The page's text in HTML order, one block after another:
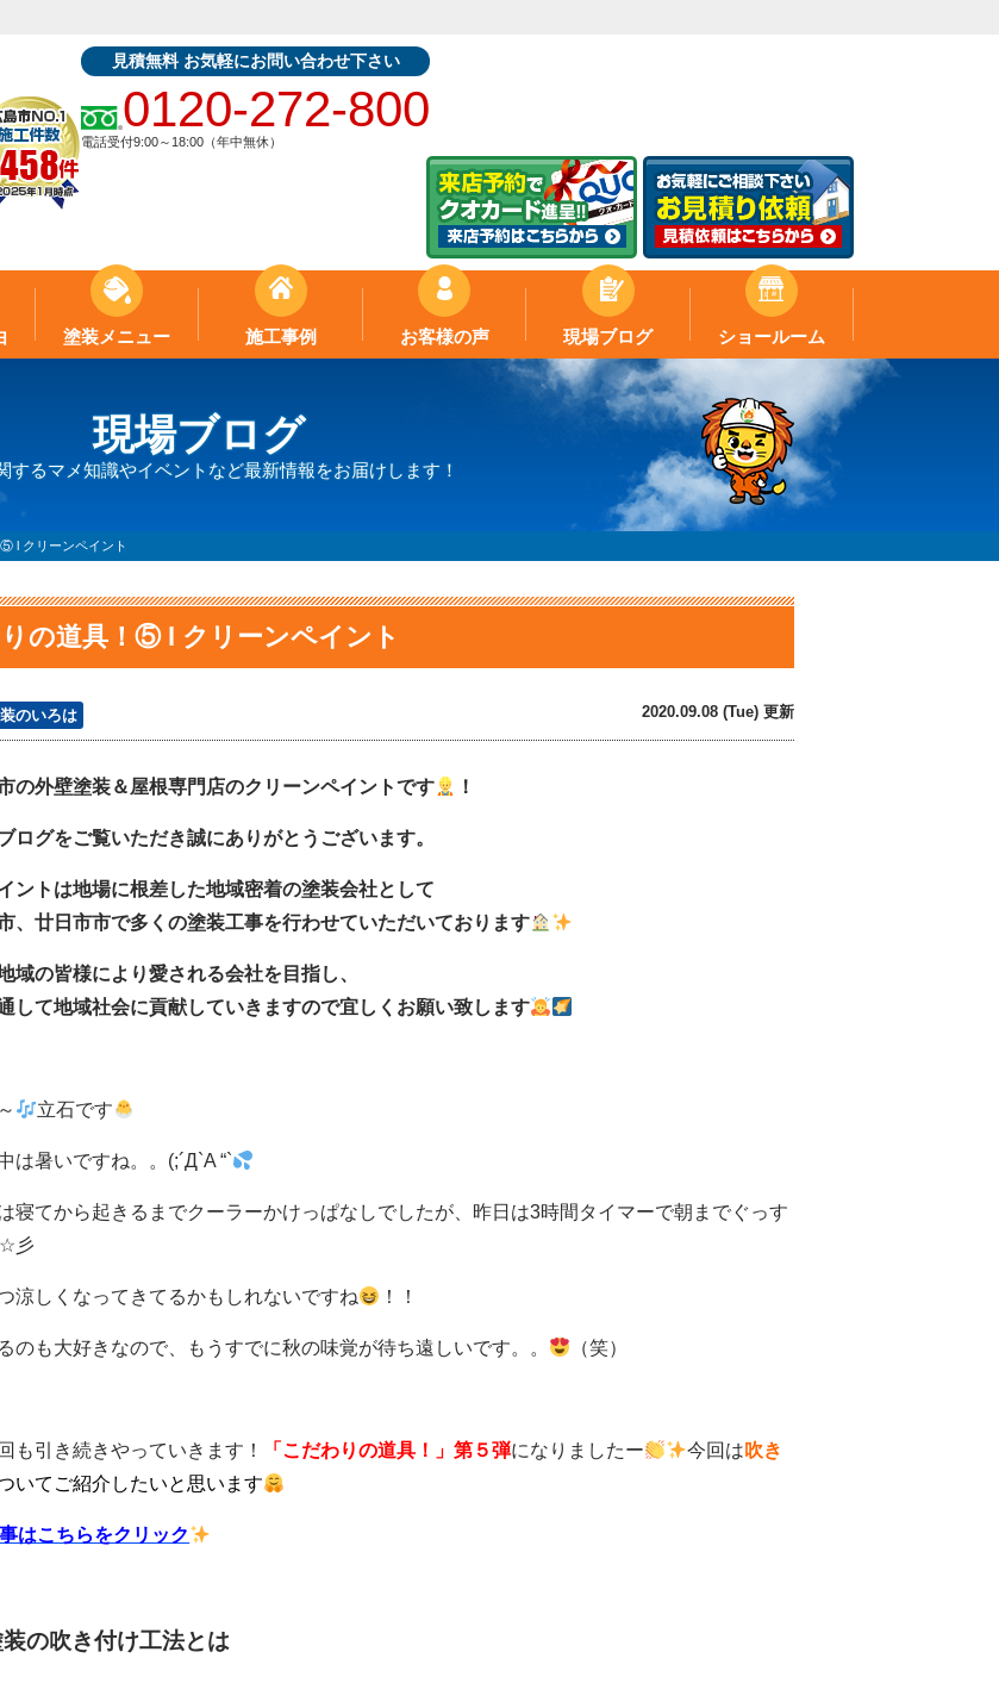
見積無料 お気軽にお問い合わせ下さい
0120-272-800
電話受付9:00～18:00（年中無休）
塗装メニュー 施工事例 お客様の声 現場ブログ ショールーム
現場ブログ
するマメ知識やイベントなど最新情報をお届けします！
l クリーンペイント
の道具！⑤ l クリーンペイント
のいろは 2020.09.08 (Tue) 更新
の外壁塗装＆屋根専門店のクリーンペイントです ！
ログをご覧いただき誠にありがとうございます。
ントは地場に根差した地域密着の塗装会社として
、廿日市市で多くの塗装工事を行わせていただいております
域の皆様により愛される会社を目指し、
して地域社会に貢献していきますので宜しくお願い致します
立石です
は暑いですね。。(;´Д`A “`
寝てから起きるまでクーラーかけっぱなしでしたが、昨日は3時間タイマーで朝までぐっす
☆彡
涼しくなってきてるかもしれないですね ！！
のも大好きなので、もうすでに秋の味覚が待ち遠しいです。。 （笑）
も引き続きやっていきます！ 「こだわりの道具！」第５弾になりましたー 今回は吹き
いてご紹介したいと思います
はこちらをクリック
装の吹き付け工法とは